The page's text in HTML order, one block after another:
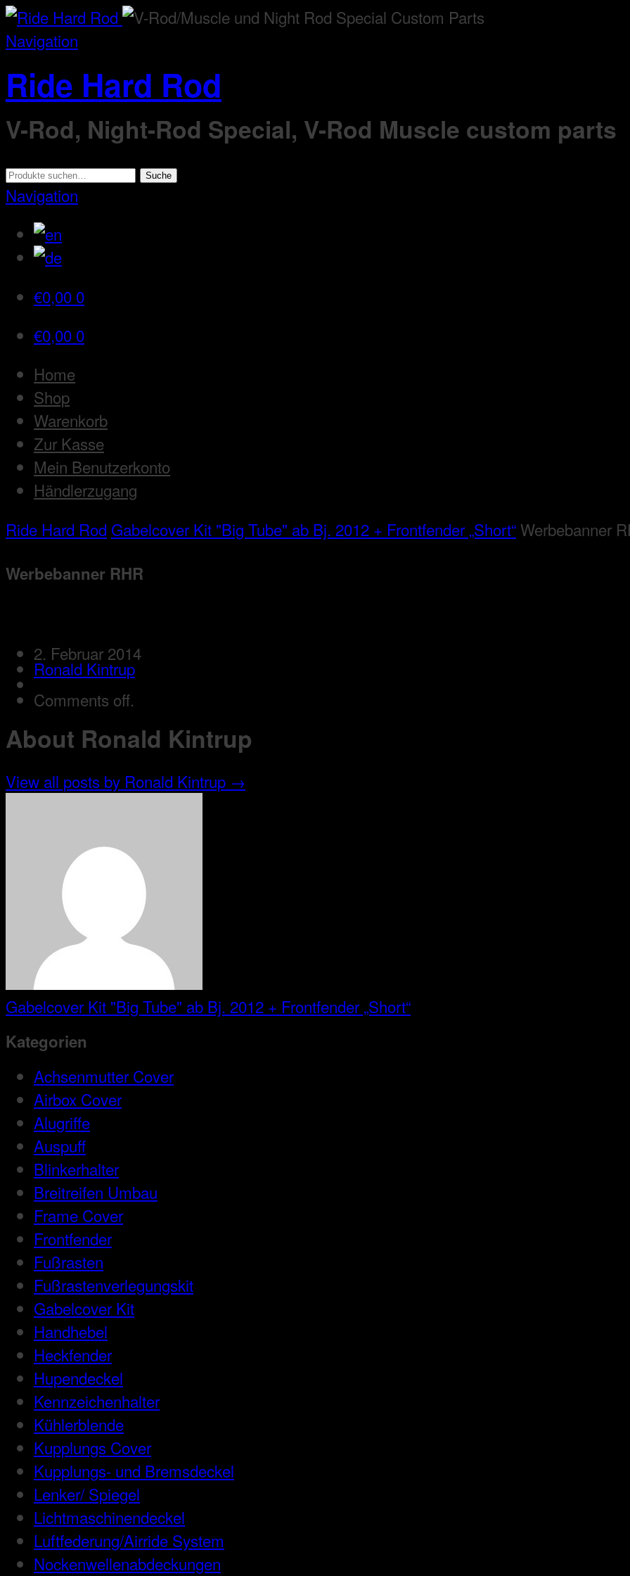
Navigation
Ride Hard Rod
V-Rod, Night-Rod Special, V-Rod Muscle custom parts
Suche
nach:
Suche
Navigation
€0,00 0
€0,00 0
Home
Shop
Warenkorb
Zur Kasse
Mein Benutzerkonto
Händlerzugang
Ride Hard Rod Gabelcover Kit "Big Tube" ab Bj. 2012 + Frontfender „Short“Werbebanner
Werbebanner RHR
2. Februar 2014
Ronald Kintrup
Comments off.
About Ronald Kintrup
View all posts by Ronald Kintrup →
Gabelcover Kit "Big Tube" ab Bj. 2012 + Frontfender „Short“
Kategorien
Achsenmutter Cover
Airbox Cover
Alugriffe
Auspuff
Blinkerhalter
Breitreifen Umbau
Frame Cover
Frontfender
Fußrasten
Fußrastenverlegungskit
Gabelcover Kit
Handhebel
Heckfender
Hupendeckel
Kennzeichenhalter
Kühlerblende
Kupplungs Cover
Kupplungs- und Bremsdeckel
Lenker/ Spiegel
Lichtmaschinendeckel
Luftfederung/Airride System
Nockenwellenabdeckungen